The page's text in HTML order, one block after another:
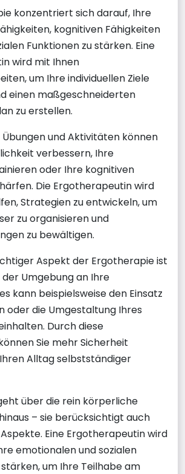
konzentriert sich darauf, Ihre
kognitiven Fähigkeiten
Funktionen zu stärken. Eine
wird mit Ihnen
um Ihre individuellen Ziele
einen maßgeschneiderten
zu erstellen.
und Aktivitäten können
verbessern, Ihre
oder Ihre kognitiven
Die Ergotherapeutin wird
Strategien zu entwickeln, um
zu organisieren und
zu bewältigen.
Aspekt der Ergotherapie ist
Umgebung an Ihre
kann beispielsweise den Einsatz
oder die Umgestaltung Ihres
Durch diese
Sie mehr Sicherheit
Alltag selbstständiger
über die rein körperliche
– sie berücksichtigt auch
Eine Ergotherapeutin wird
emotionalen und sozialen
um Ihre Teilhabe am